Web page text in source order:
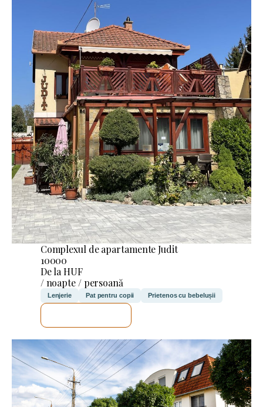
Complexul de apartamente Judit
10000
De la HUF
/ noapte / persoană
Lenjerie Pat pentru copii Prietenos cu bebelușii